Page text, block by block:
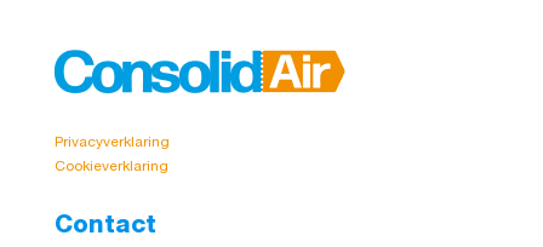
Privacyverklaring
Cookieverklaring
Contact